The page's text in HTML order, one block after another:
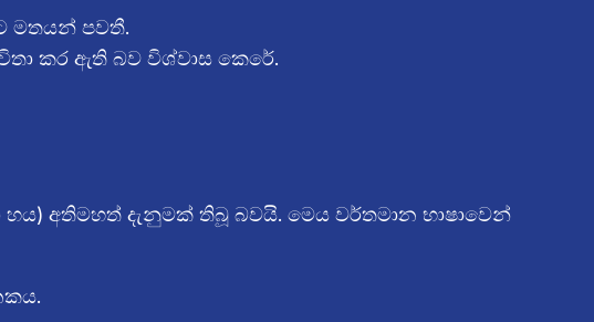
මතයන් පවතී.
කර ඇති බව විශ්වාස කෙරේ.
අතිමහත් දැනුමක් තිබූ බවයි. මෙය වර්තමාන භාෂාවෙන්